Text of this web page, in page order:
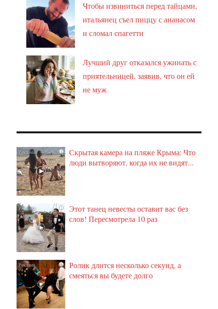
Чтобы извиниться перед тайцами,
итальянец съел пиццу с ананасом
и сломал спагетти
Лучший друг отказался ужинать с
приятельницей, заявив, что он ей
не муж
i
Скрытая камера на пляже Крыма: Что
люди вытворяют, когда их не видят...
i
Этот танец невесты оставит вас без
слов! Пересмотрела 10 раз
i
Ролик длится несколько секунд, а
смеяться вы будете долго